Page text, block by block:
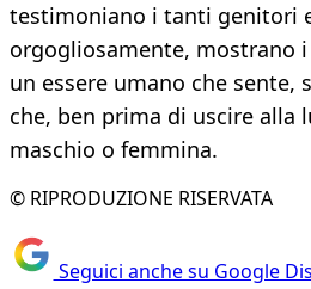
testimoniano i tanti genitori
orgogliosamente, mostrano
un essere umano che sente,
che, ben prima di uscire alla
maschio o femmina.
© RIPRODUZIONE RISERVATA
Seguici anche su Google